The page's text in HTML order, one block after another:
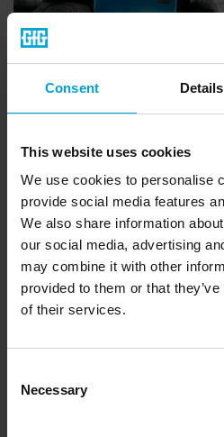
Consent Details
This website uses cookies
We use cookies to personalise
provide social media features
We also share information
our social media, advertising
may combine it with other
provided to them or that
of their services.
Selection
Necessary
Pliki do
» Broszura
» Skrócona instrukcja
» Skrócona instrukcja